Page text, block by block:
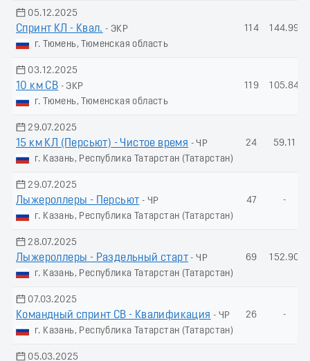
05.12.2025
Спринт КЛ - Квал. - ЭКР
г. Тюмень, Тюменская область
114 144.99
03.12.2025
10 км СВ - ЭКР
г. Тюмень, Тюменская область
119 105.84
29.07.2025
15 км КЛ (Пeрсьют) - Чистое время - ЧР
г. Казань, Республика Татарстан (Татарстан)
24 59.11
29.07.2025
Лыжероллеры - Пеpсьют - ЧР
г. Казань, Республика Татарстан (Татарстан)
47 -
28.07.2025
Лыжероллеры - Раздельный старт - ЧР
г. Казань, Республика Татарстан (Татарстан)
69 152.90
07.03.2025
Командный спринт СВ - Квалификация - ЧР
г. Казань, Республика Татарстан (Татарстан)
26 -
05.03.2025